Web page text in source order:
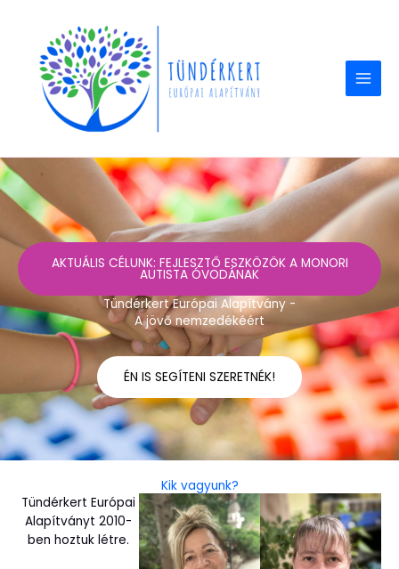
content
AKTUÁLIS CÉLUNK: FEJLESZTŐ ESZKÖZÖK A MONORI
AUTISTA ÓVODÁNAK
Tündérkert Európai Alapítvány -
A jövő nemzedékéért
ÉN IS SEGÍTENI SZERETNÉK!
Kik vagyunk?
Tündérkert Európai
Alapítványt 2010-
ben hoztuk létre.